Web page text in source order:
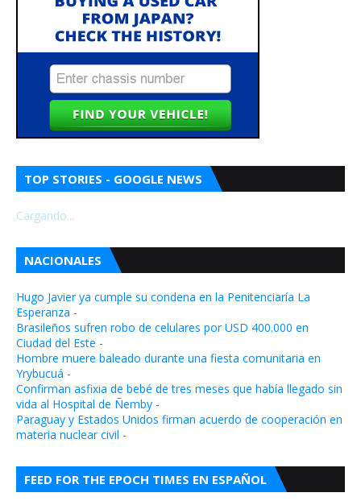
TOP STORIES - GOOGLE NEWS
Cargando...
NACIONALES
Hugo Javier ya cumple su condena en la Penitenciaría La
Esperanza -
Brasileños sufren robo de celulares por USD 400.000 en
Ciudad del Este -
Hombre muere baleado durante una fiesta comunitaria en
Yrybucuá -
Confirman asfixia de bebé de tres meses que había llegado sin
vida al Hospital de Ñemby -
Paraguay y Estados Unidos firman acuerdo de cooperación en
materia nuclear civil -
FEED FOR THE EPOCH TIMES EN ESPAÑOL